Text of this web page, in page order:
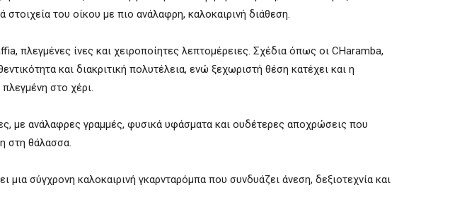
του οίκου με πιο ανάλαφρη, καλοκαιρινή διάθεση.
πλεγμένες ίνες και χειροποίητες λεπτομέρειες. Σχέδια όπως οι CHaramba,
και διακριτική πολυτέλεια, ενώ ξεχωριστή θέση κατέχει και η
στο χέρι.
με ανάλαφρες γραμμές, φυσικά υφάσματα και ουδέτερες αποχρώσεις που
στη θάλασσα.
σύγχρονη καλοκαιρινή γκαρνταρόμπα που συνδυάζει άνεση, δεξιοτεχνία και